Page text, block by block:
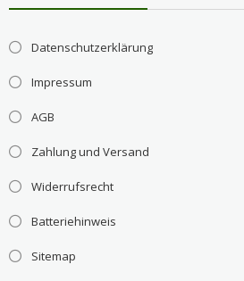
Datenschutzerklärung
Impressum
AGB
Zahlung und Versand
Widerrufsrecht
Batteriehinweis
Sitemap